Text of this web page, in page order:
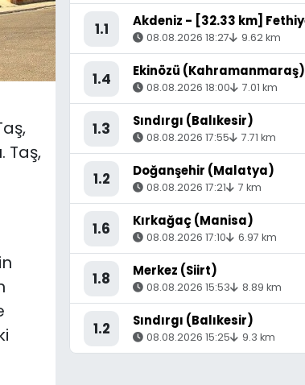
Taş,
1.1 08.08.2026 18:27 9.62 km
1.4 Ekinözü (Kahramanmaraş)
08.08.2026 18:00 7.01 km
1.3 Sındırgı (Balıkesir)
08.08.2026 17:55 7.71 km
1.2 Doğanşehir (Malatya)
08.08.2026 17:21 7 km
1.6 Kırkağaç (Manisa)
08.08.2026 17:10 6.97 km
1.8 Merkez (Siirt)
08.08.2026 15:53 8.89 km
1.2 Sındırgı (Balıkesir)
08.08.2026 15:25 9.3 km